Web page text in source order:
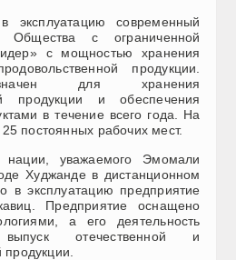
современный
Общества с ограниченной
с мощностью хранения
продукции.
для хранения
продукции и обеспечения
в течение всего года. На
постоянных рабочих мест.
уважаемого Эмомали
Худжанде в дистанционном
в эксплуатацию предприятие
Предприятие оснащено
а его деятельность
отечественной и